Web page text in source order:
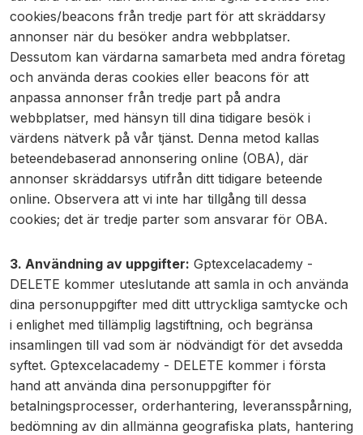
cookies/beacons från tredje part för att skräddarsy
annonser när du besöker andra webbplatser.
Dessutom kan värdarna samarbeta med andra företag
och använda deras cookies eller beacons för att
anpassa annonser från tredje part på andra
webbplatser, med hänsyn till dina tidigare besök i
värdens nätverk på vår tjänst. Denna metod kallas
beteendebaserad annonsering online (OBA), där
annonser skräddarsys utifrån ditt tidigare beteende
online. Observera att vi inte har tillgång till dessa
cookies; det är tredje parter som ansvarar för OBA.
3. Användning av uppgifter: Gptexcelacademy -
DELETE kommer uteslutande att samla in och använda
dina personuppgifter med ditt uttryckliga samtycke och
i enlighet med tillämplig lagstiftning, och begränsa
insamlingen till vad som är nödvändigt för det avsedda
syftet. Gptexcelacademy - DELETE kommer i första
hand att använda dina personuppgifter för
betalningsprocesser, orderhantering, leveransspårning,
bedömning av din allmänna geografiska plats, hantering